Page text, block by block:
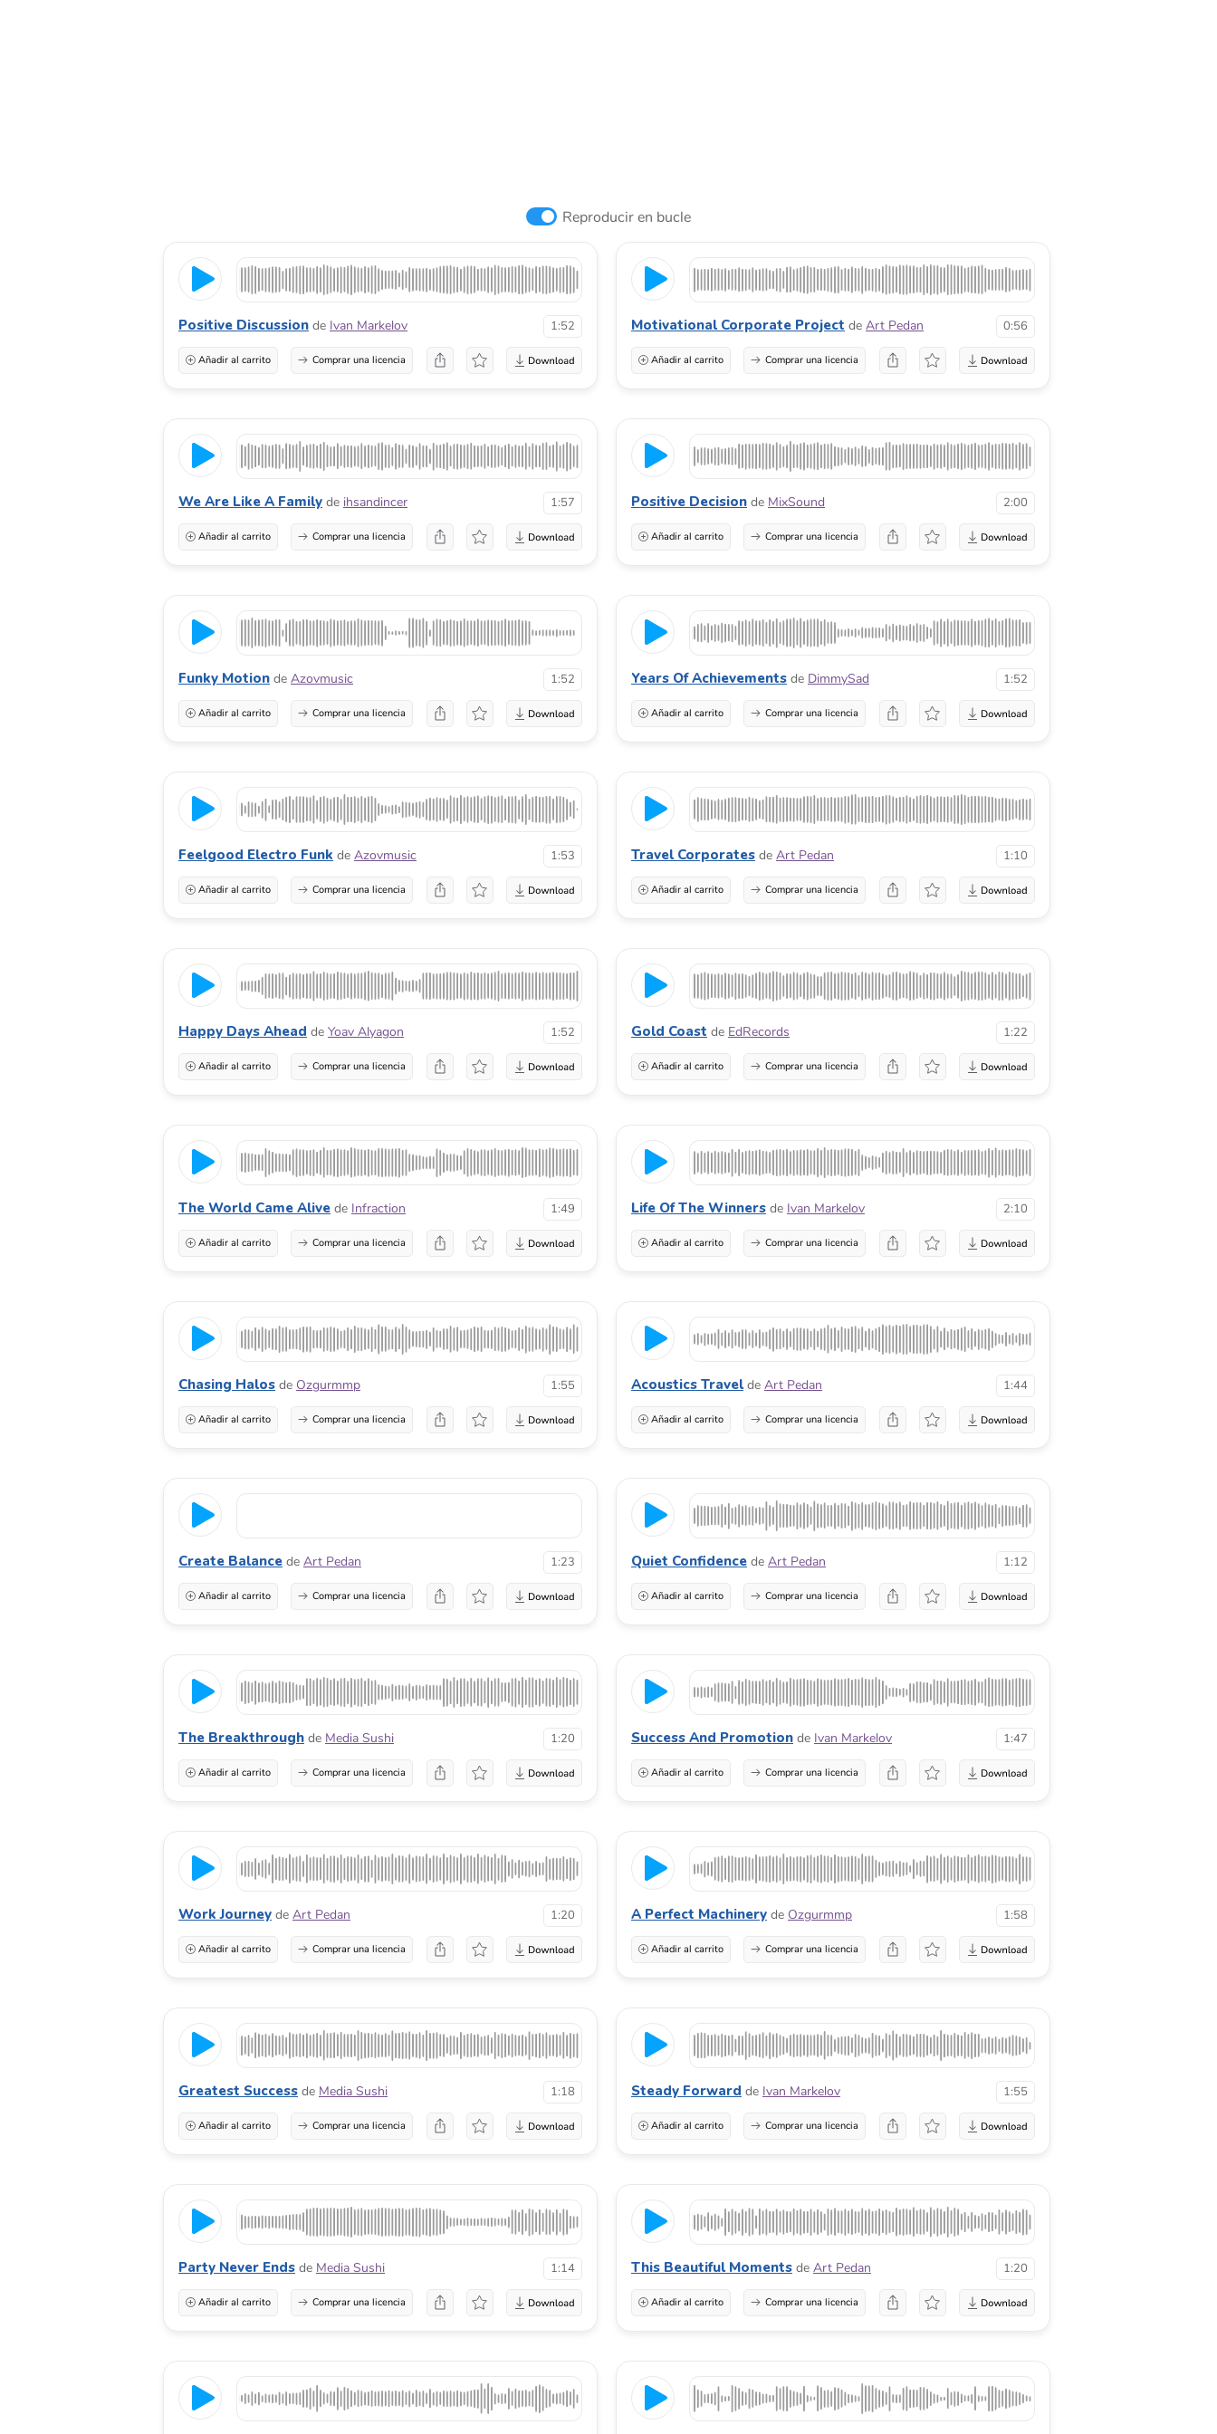
Reproducir en bucle
Positive Discussion de Ivan Markelov 1:52
Añadir al carrito Comprar una licencia
Motivational Corporate Project de Art Pedan 0:56
Añadir al carrito Comprar una licencia
We Are Like A Family de ihsandincer 1:57
Añadir al carrito Comprar una licencia
Positive Decision de MixSound 2:00
Añadir al carrito Comprar una licencia
Funky Motion de Azovmusic 1:52
Añadir al carrito Comprar una licencia
Years Of Achievements de DimmySad 1:52
Añadir al carrito Comprar una licencia
Feelgood Electro Funk de Azovmusic 1:53
Añadir al carrito Comprar una licencia
Travel Corporates de Art Pedan 1:10
Añadir al carrito Comprar una licencia
Happy Days Ahead de Yoav Alyagon 1:52
Añadir al carrito Comprar una licencia
Gold Coast de EdRecords 1:22
Añadir al carrito Comprar una licencia
The World Came Alive de Infraction 1:49
Añadir al carrito Comprar una licencia
Life Of The Winners de Ivan Markelov 2:10
Añadir al carrito Comprar una licencia
Chasing Halos de Ozgurmmp 1:55
Añadir al carrito Comprar una licencia
Acoustics Travel de Art Pedan 1:44
Añadir al carrito Comprar una licencia
Create Balance de Art Pedan 1:23
Añadir al carrito Comprar una licencia
Quiet Confidence de Art Pedan 1:12
Añadir al carrito Comprar una licencia
The Breakthrough de Media Sushi 1:20
Añadir al carrito Comprar una licencia
Success And Promotion de Ivan Markelov 1:47
Añadir al carrito Comprar una licencia
Work Journey de Art Pedan 1:20
Añadir al carrito Comprar una licencia
A Perfect Machinery de Ozgurmmp 1:58
Añadir al carrito Comprar una licencia
Greatest Success de Media Sushi 1:18
Añadir al carrito Comprar una licencia
Steady Forward de Ivan Markelov 1:55
Añadir al carrito Comprar una licencia
Party Never Ends de Media Sushi 1:14
Añadir al carrito Comprar una licencia
This Beautiful Moments de Art Pedan 1:20
Añadir al carrito Comprar una licencia